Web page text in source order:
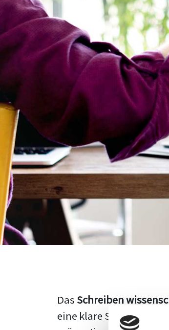
Das Schreiben
eine klare Struktur,